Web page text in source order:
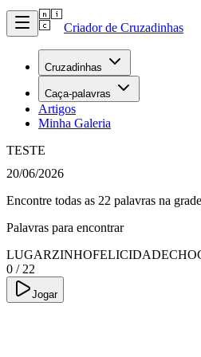
Criador de Cruzadinhas
Cruzadinhas
Caça-palavras
Artigos
Minha Galeria
TESTE
20/06/2026
Encontre todas as 22 palavras na
Palavras para encontrar
LUGARZINHOFELICIDADE
0 / 22
Jogar